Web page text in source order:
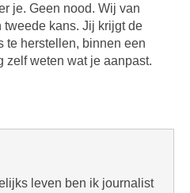
je. Geen nood. Wij van
kans. Jij krijgt de
te herstellen, binnen een
zelf weten wat je aanpast.
leven ben ik journalist